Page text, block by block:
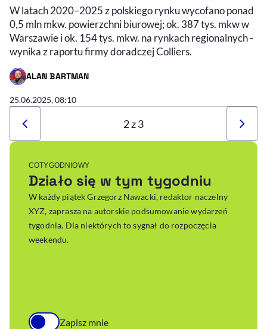
W latach 2020–2025 z polskiego rynku wycofano ponad
0,5 mln mkw. powierzchni biurowej; ok. 387 tys. mkw w
Warszawie i ok. 154 tys. mkw. na rynkach regionalnych -
wynika z raportu firmy doradczej Colliers.
ALAN BARTMAN
- AUTOR ARTYKUŁU - PROFIL
25.06.2025, 08:10
2 z 3